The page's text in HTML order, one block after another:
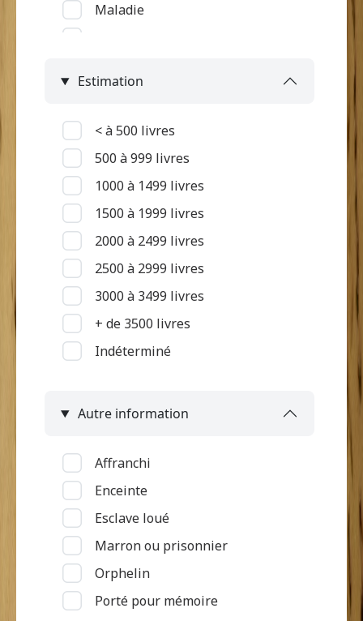
Maladie
oedèmes
Maladie vénérienne, petite
vérole
Malingrerie
Mort
Mutilation
Pas d'informations
Pian
Piqué par serpent
Ulcère et "loupe"
Vieillesse
Estimation
< à 500 livres
500 à 999 livres
1000 à 1499 livres
1500 à 1999 livres
2000 à 2499 livres
2500 à 2999 livres
3000 à 3499 livres
+ de 3500 livres
Indéterminé
Autre information
Affranchi
Enceinte
Esclave loué
Marron ou prisonnier
Orphelin
Porté pour mémoire